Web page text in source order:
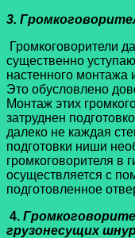
3.
Громкоговорители
существенно
настенного монтажа
Это обусловлено
Монтаж этих
затруднен
далеко не каждая
подготовки ниши
громкоговорителя в
осуществляется с
подготовленное
4.
грузонесущих